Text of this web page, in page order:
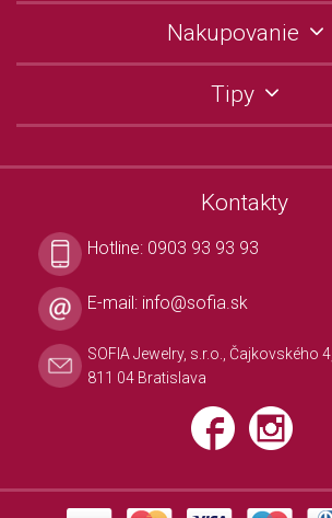
Nakupovanie
Tipy
Kontakty
Hotline: 0903 93 93 93
E-mail: info@sofia.sk
SOFIA Jewelry, s.r.o., Čajkovského 4,
811 04 Bratislava